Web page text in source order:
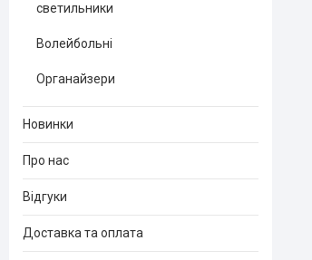
светильники
Волейбольні
Органайзери
Новинки
Про нас
Відгуки
Доставка та оплата